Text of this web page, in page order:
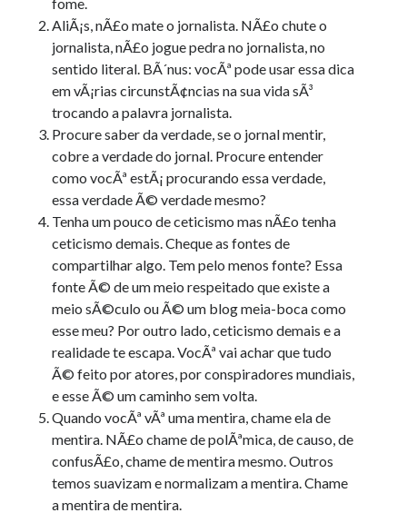
AliÃ¡s, nÃ£o mate o jornalista. NÃ£o chute o
jornalista, nÃ£o jogue pedra no jornalista, no
sentido literal. BÃ´nus: vocÃª pode usar essa dica
em vÃ¡rias circunstÃ¢ncias na sua vida sÃ³
trocando a palavra jornalista.
Procure saber da verdade, se o jornal mentir,
cobre a verdade do jornal. Procure entender
como vocÃª estÃ¡ procurando essa verdade,
essa verdade Ã© verdade mesmo?
Tenha um pouco de ceticismo mas nÃ£o tenha
ceticismo demais. Cheque as fontes de
compartilhar algo. Tem pelo menos fonte? Essa
fonte Ã© de um meio respeitado que existe a
meio sÃ©culo ou Ã© um blog meia-boca como
esse meu? Por outro lado, ceticismo demais e a
realidade te escapa. VocÃª vai achar que tudo
Ã© feito por atores, por conspiradores mundiais,
e esse Ã© um caminho sem volta.
Quando vocÃª vÃª uma mentira, chame ela de
mentira. NÃ£o chame de polÃªmica, de causo, de
confusÃ£o, chame de mentira mesmo. Outros
temos suavizam e normalizam a mentira. Chame
a mentira de mentira.